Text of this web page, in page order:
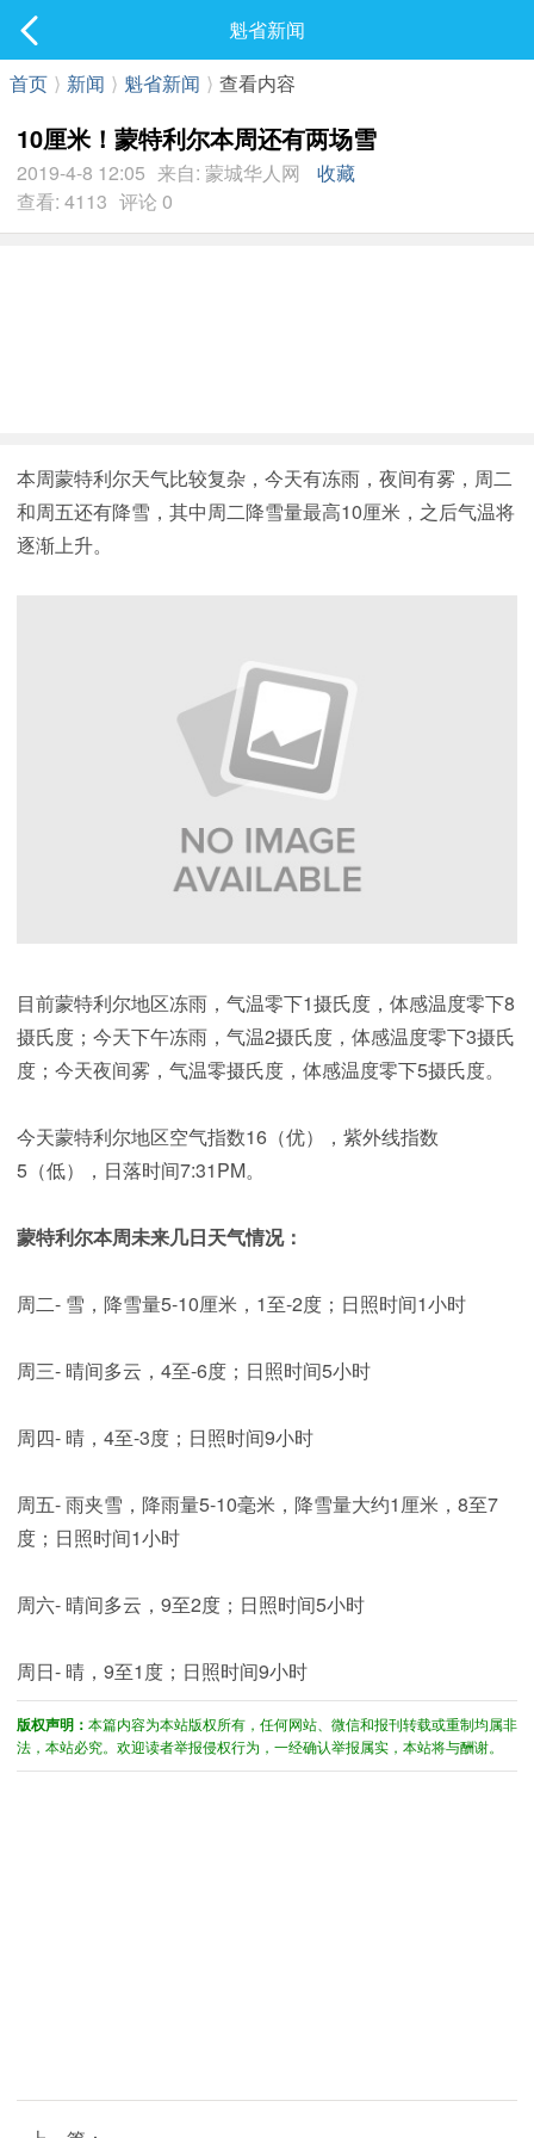
最新发表
魁省新闻
首页 ⟩ 新闻 ⟩ 魁省新闻 ⟩ 查看内容
10厘米！蒙特利尔本周还有两场雪
2019-4-8 12:05 来自: 蒙城华人网
收藏
查看: 4113 评论 0
本周蒙特利尔天气比较复杂，今天有冻雨，夜间有雾，周二
和周五还有降雪，其中周二降雪量最高10厘米，之后气温将
逐渐上升。
目前蒙特利尔地区冻雨，气温零下1摄氏度，体感温度零下8
摄氏度；今天下午冻雨，气温2摄氏度，体感温度零下3摄氏
度；今天夜间雾，气温零摄氏度，体感温度零下5摄氏度。
今天蒙特利尔地区空气指数16（优），紫外线指数
5（低），日落时间7:31PM。
蒙特利尔本周未来几日天气情况：
周二- 雪，降雪量5-10厘米，1至-2度；日照时间1小时
周三- 晴间多云，4至-6度；日照时间5小时
周四- 晴，4至-3度；日照时间9小时
周五- 雨夹雪，降雨量5-10毫米，降雪量大约1厘米，8至7
度；日照时间1小时
周六- 晴间多云，9至2度；日照时间5小时
周日- 晴，9至1度；日照时间9小时
版权声明： 本篇内容为本站版权所有，任何网站、微信和报刊转载或重制均属非
法，本站必究。欢迎读者举报侵权行为，一经确认举报属实，本站将与酬谢。